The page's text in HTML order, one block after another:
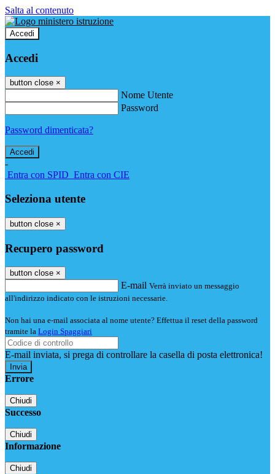
Salta al contenuto
Accedi
Accedi
button close ×
Nome Utente
Password
Password dimenticata?
-
Entra con SPID Entra con CIE
Seleziona utente
button close ×
Recupero password
button close ×
E-mail Verrà inviato un messaggio
all'indirizzo indicato con le istruzioni necessarie.
Non hai una e-mail associata al nome utente? Effettua il reset della password
tramite la Login Spaggiari
E-mail inviata, si prega di controllare la casella di posta elettronica!
Errore
Chiudi
Successo
Chiudi
Informazione
Chiudi